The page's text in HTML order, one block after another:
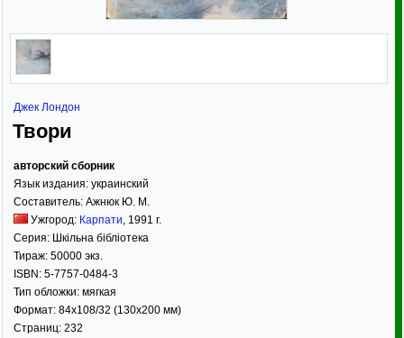
Джек Лондон
Твори
авторский сборник
Язык издания: украинский
Составитель: Ажнюк Ю. М.
Ужгород: Карпати, 1991 г.
Серия: Шкільна бібліотека
Тираж: 50000 экз.
ISBN: 5-7757-0484-3
Тип обложки: мягкая
Формат: 84x108/32 (130x200 мм)
Страниц: 232